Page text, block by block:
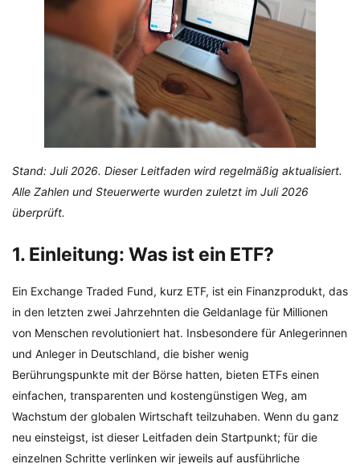
Stand: Juli 2026. Dieser Leitfaden wird regelmäßig aktualisiert.
Alle Zahlen und Steuerwerte wurden zuletzt im Juli 2026
überprüft.
1. Einleitung: Was ist ein ETF?
Ein Exchange Traded Fund, kurz ETF, ist ein Finanzprodukt, das
in den letzten zwei Jahrzehnten die Geldanlage für Millionen
von Menschen revolutioniert hat. Insbesondere für Anlegerinnen
und Anleger in Deutschland, die bisher wenig
Berührungspunkte mit der Börse hatten, bieten ETFs einen
einfachen, transparenten und kostengünstigen Weg, am
Wachstum der globalen Wirtschaft teilzuhaben. Wenn du ganz
neu einsteigst, ist dieser Leitfaden dein Startpunkt; für die
einzelnen Schritte verlinken wir jeweils auf ausführliche